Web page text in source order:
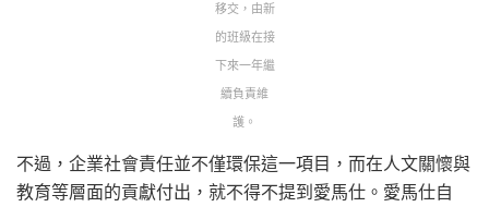
移交，由新
的班級在接
下來一年繼
續負責維
護。
不過，企業社會責任並不僅環保這一項目，而在人文關懷與
教育等層面的貢獻付出，就不得不提到愛馬仕。愛馬仕自